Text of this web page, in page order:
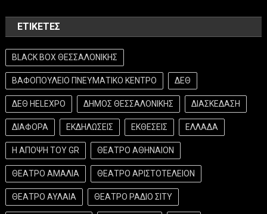
ΕΤΙΚΈΤΕΣ
BLACK BOX ΘΕΣΣΑΛΟΝΙΚΗΣ
ΒΑΦΟΠΟΥΛΕΙΟ ΠΝΕΥΜΑΤΙΚΟ ΚΕΝΤΡΟ ΔΕΘ
ΔΕΘ HELEXPO ΔΗΜΟΣ ΘΕΣΣΑΛΟΝΙΚΗΣ ΔΙΑΣΚΕΔΑΣΗ
ΔΙΑΦΟΡΑ ΕΚΔΗΛΩΣΕΙΣ ΕΚΘΕΣΕΙΣ ΕΛΛΑΔΑ
Η ΑΠΟΨΗ ΤΟΥ GR ΘΕΑΤΡΟ ΑΘΗΝΑΙΟΝ
ΘΕΑΤΡΟ ΑΜΑΛΙΑ ΘΕΑΤΡΟ ΑΡΙΣΤΟΤΕΛΕΙΟΝ
ΘΕΑΤΡΟ ΑΥΛΑΙΑ ΘΕΑΤΡΟ ΡΑΔΙΟ ΣΙΤΥ